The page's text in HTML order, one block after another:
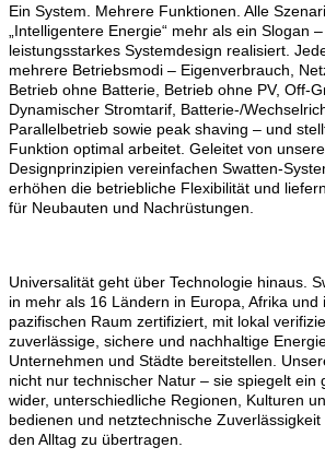
Ein System. Mehrere Funktionen. Alle
„Intelligentere Energie“ mehr als ein Slogan
leistungsstarkes Systemdesign realisiert.
mehrere Betriebsmodi – Eigenverbrauch,
Betrieb ohne Batterie, Betrieb ohne PV, Off-
Dynamischer Stromtarif Batterie-/
Parallelbetrieb sowie peak shaving – und
Funktion optimal arbeitet. Geleitet von
Designprinzipien vereinfachen Swatten-
erhöhen die betriebliche Flexibilität und
für Neubauten und Nachrüstungen.
Universalität geht über Technologie hinaus.
in mehr als 16 Ländern in Europa, Afrika und
pazifischen Raum zertifiziert, mit lokal
zuverlässige, sichere und nachhaltige
Unternehmen und Städte bereitstellen.
nicht nur technischer Natur – sie spiegelt ein
wider, unterschiedliche Regionen, Kulturen
bedienen und netztechnische
den Alltag zu übertragen.